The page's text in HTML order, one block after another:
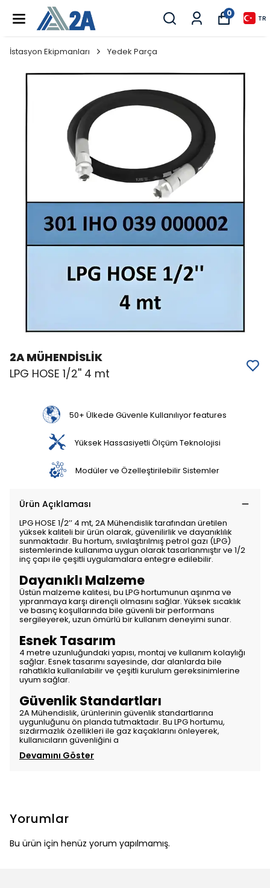
0
TR
İstasyon Ekipmanları Yedek Parça
2A MÜHENDİSLİK
LPG HOSE 1/2'' 4 mt
50+ Ülkede Güvenle Kullanılıyor features
Yüksek Hassasiyetli Ölçüm Teknolojisi
Modüler ve Özelleştirilebilir Sistemler
Ürün Açıklaması
LPG HOSE 1/2’’ 4 mt, 2A Mühendislik tarafından üretilen
yüksek kaliteli bir ürün olarak, güvenilirlik ve dayanıklılık
sunmaktadır. Bu hortum, sıvılaştırılmış petrol gazı (LPG)
sistemlerinde kullanıma uygun olarak tasarlanmıştır ve 1/2
inç çapı ile çeşitli uygulamalara entegre edilebilir.
Dayanıklı Malzeme
Üstün malzeme kalitesi, bu LPG hortumunun aşınma ve
yıpranmaya karşı dirençli olmasını sağlar. Yüksek sıcaklık
ve basınç koşullarında bile güvenli bir performans
sergileyerek, uzun ömürlü bir kullanım deneyimi sunar.
Esnek Tasarım
4 metre uzunluğundaki yapısı, montaj ve kullanım kolaylığı
sağlar. Esnek tasarımı sayesinde, dar alanlarda bile
rahatlıkla kullanılabilir ve çeşitli kurulum gereksinimlerine
uyum sağlar.
Güvenlik Standartları
2A Mühendislik, ürünlerinin güvenlik standartlarına
uygunluğunu ön planda tutmaktadır. Bu LPG hortumu,
sızdırmazlık özellikleri ile gaz kaçaklarını önleyerek,
kullanıcıların güvenliğini a
Devamını Göster
Yorumlar
Bu ürün için henüz yorum yapılmamış.